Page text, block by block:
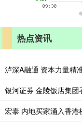
热点资讯
泸深A融通 资本力量精
银河证券 金陵饭店集
宏泰 内地买家涌入香港